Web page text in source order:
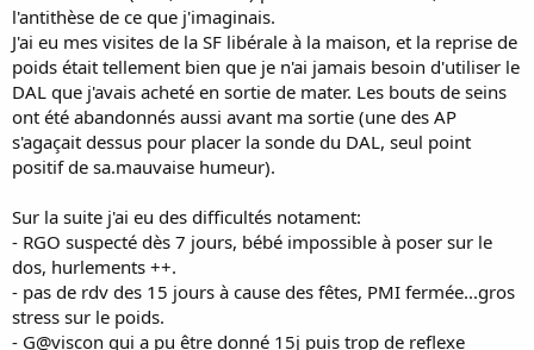
l'antithèse de ce que j'imaginais.
J'ai eu mes visites de la SF libérale à la maison, et la reprise de
poids était tellement bien que je n'ai jamais besoin d'utiliser le
DAL que j'avais acheté en sortie de mater. Les bouts de seins
ont été abandonnés aussi avant ma sortie (une des AP
s'agaçait dessus pour placer la sonde du DAL, seul point
positif de sa.mauvaise humeur).
Sur la suite j'ai eu des difficultés notament:
- RGO suspecté dès 7 jours, bébé impossible à poser sur le
dos, hurlements ++.
- pas de rdv des 15 jours à cause des fêtes, PMI fermée...gros
stress sur le poids.
- G@viscon qui a pu être donné 15j puis trop de reflexe